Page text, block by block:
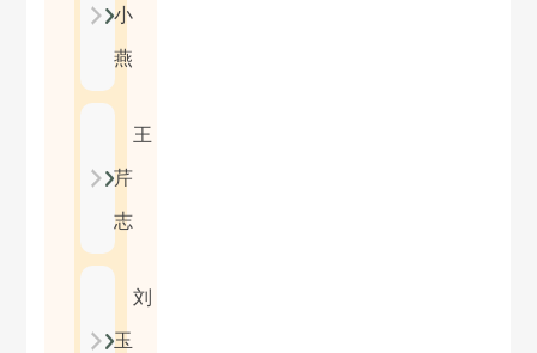
小
燕
王
芹
志
刘
玉